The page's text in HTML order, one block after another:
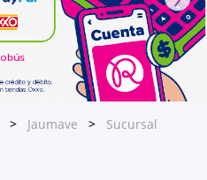
Jaumave
Sucursal